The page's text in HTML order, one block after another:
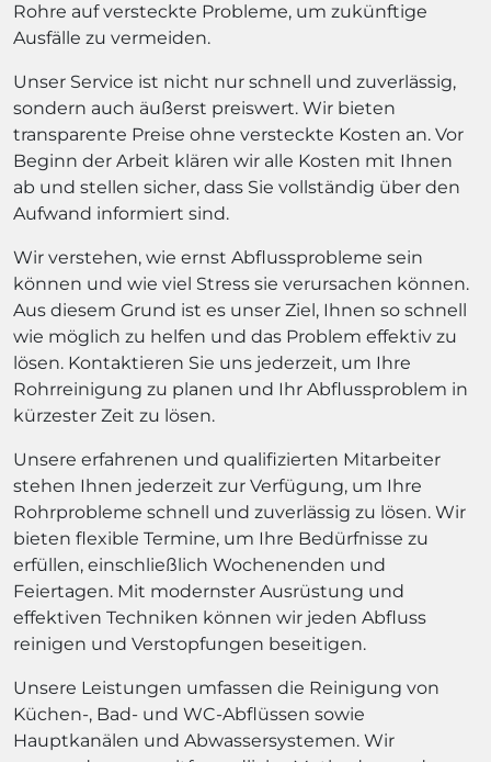
Rohre auf versteckte Probleme, um zukünftige
Ausfälle zu vermeiden.
Unser Service ist nicht nur schnell und zuverlässig,
sondern auch äußerst preiswert. Wir bieten
transparente Preise ohne versteckte Kosten an. Vor
Beginn der Arbeit klären wir alle Kosten mit Ihnen
ab und stellen sicher, dass Sie vollständig über den
Aufwand informiert sind.
Wir verstehen, wie ernst Abflussprobleme sein
können und wie viel Stress sie verursachen können.
Aus diesem Grund ist es unser Ziel, Ihnen so schnell
wie möglich zu helfen und das Problem effektiv zu
lösen. Kontaktieren Sie uns jederzeit, um Ihre
Rohrreinigung zu planen und Ihr Abflussproblem in
kürzester Zeit zu lösen.
Unsere erfahrenen und qualifizierten Mitarbeiter
stehen Ihnen jederzeit zur Verfügung, um Ihre
Rohrprobleme schnell und zuverlässig zu lösen. Wir
bieten flexible Termine, um Ihre Bedürfnisse zu
erfüllen, einschließlich Wochenenden und
Feiertagen. Mit modernster Ausrüstung und
effektiven Techniken können wir jeden Abfluss
reinigen und Verstopfungen beseitigen.
Unsere Leistungen umfassen die Reinigung von
Küchen-, Bad- und WC-Abflüssen sowie
Hauptkanälen und Abwassersystemen. Wir